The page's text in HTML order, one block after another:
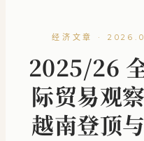
经济文章 ·
2025/26
际贸易观
越南登顶